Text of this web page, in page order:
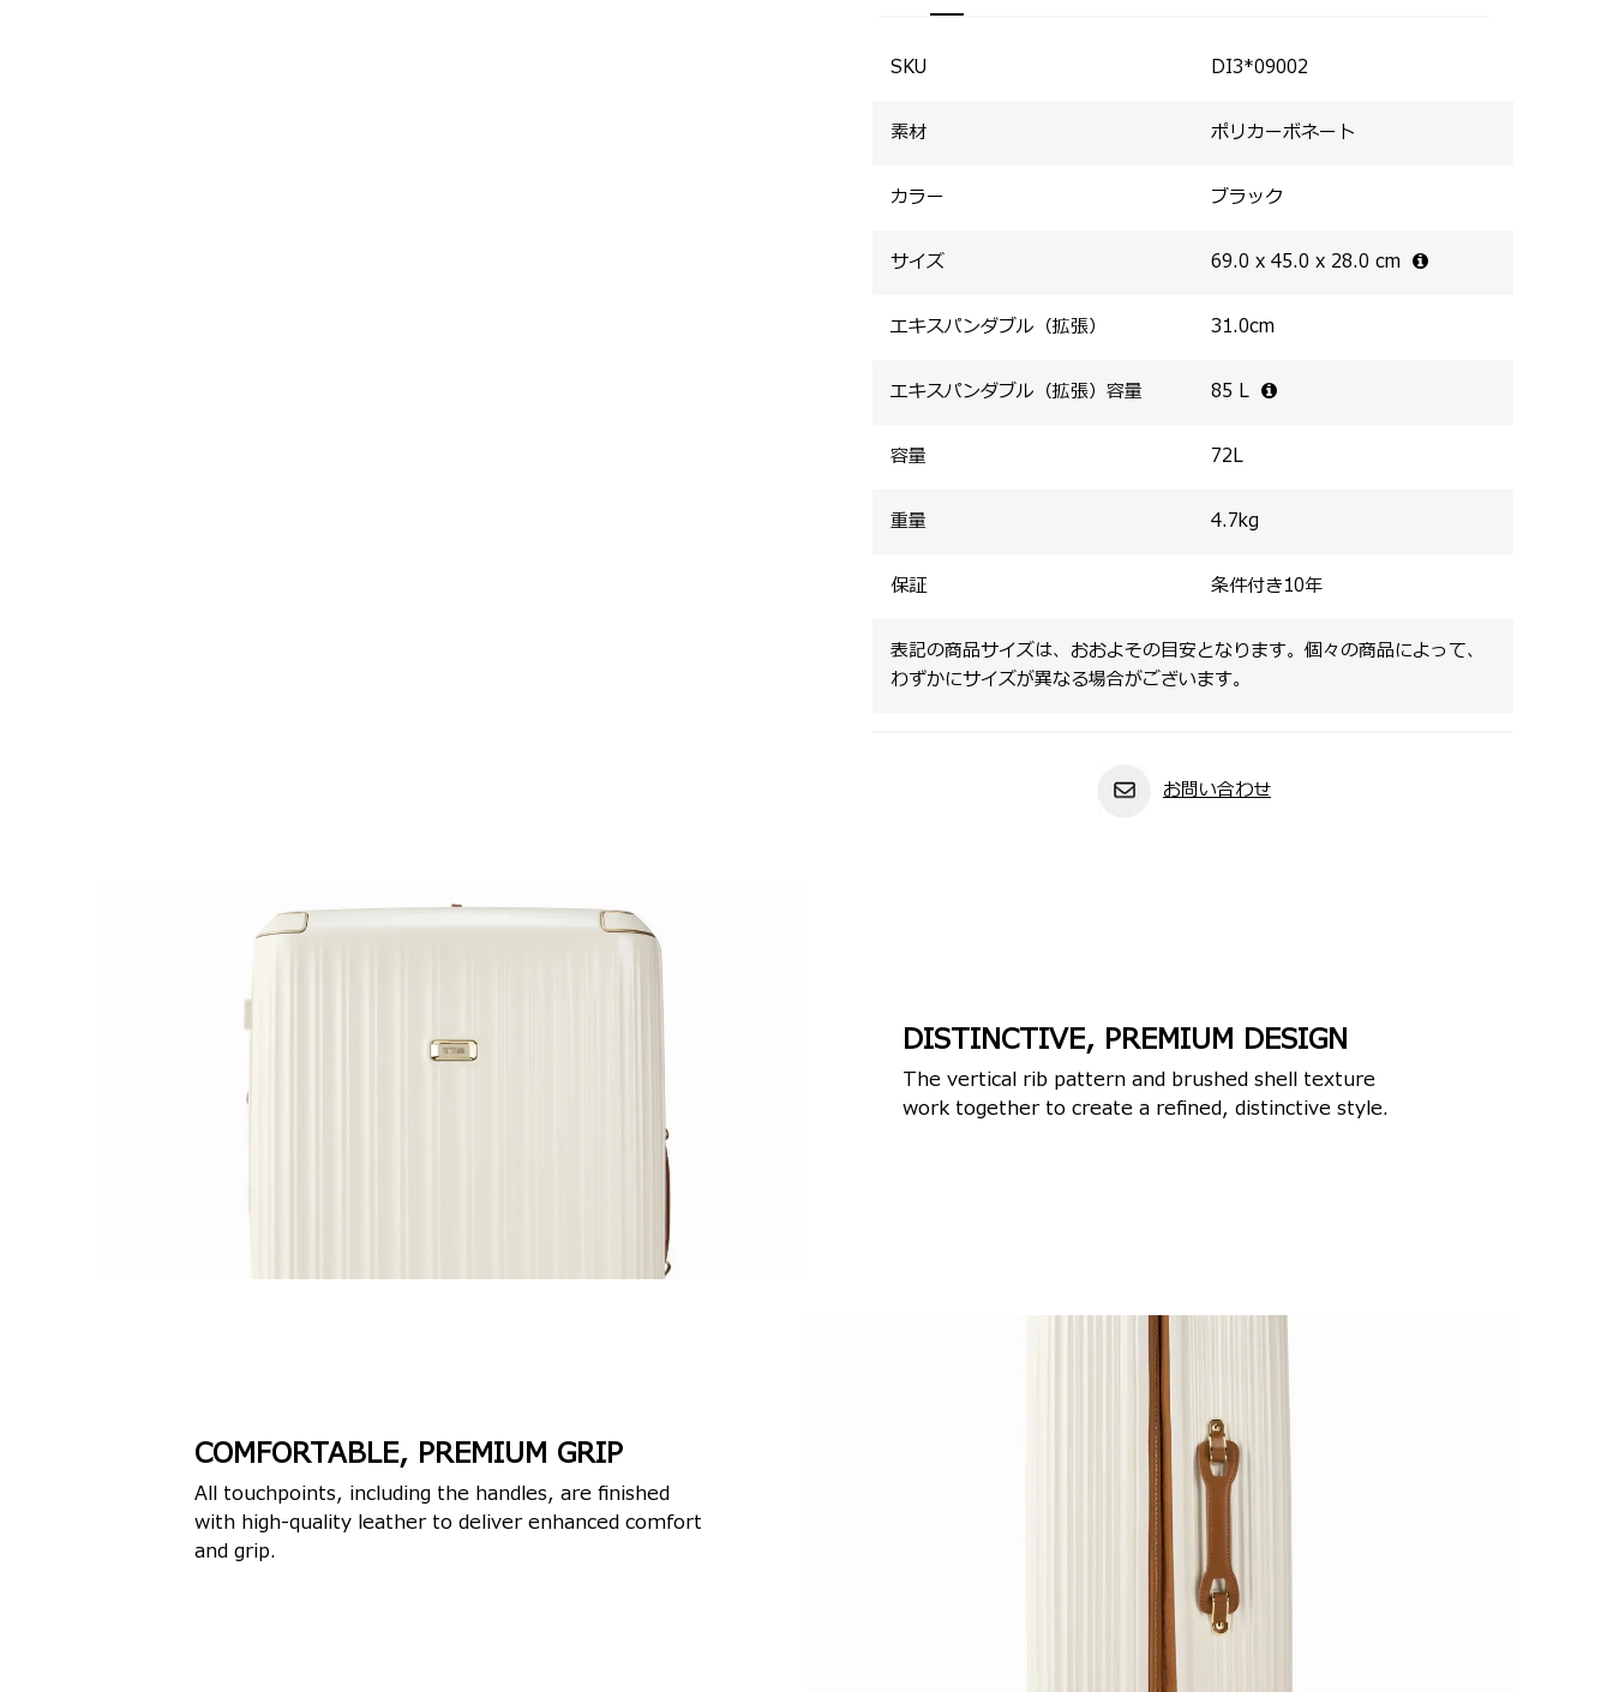
SKU DI3*09002
素材 ポリカーボネート
カラー ブラック
サイズ 69.0 x 45.0 x 28.0 cm
エキスパンダブル（拡張） 31.0cm
エキスパンダブル（拡張）容量 85 L
容量 72L
重量 4.7kg
保証 条件付き10年
表記の商品サイズは、おおよその目安となります。個々の商品によって、
わずかにサイズが異なる場合がございます。
お問い合わせ
DISTINCTIVE, PREMIUM DESIGN
The vertical rib pattern and brushed shell texture
work together to create a refined, distinctive style.
COMFORTABLE, PREMIUM GRIP
All touchpoints, including the handles, are finished
with high-quality leather to deliver enhanced comfort
and grip.